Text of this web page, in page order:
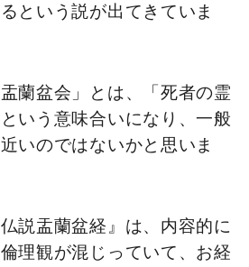
という説が出てきていま
蘭盆会」とは、「死者の霊
いう意味合いになり、一般
いのではないかと思いま
説盂蘭盆経』は、内容的に
理観が混じっていて、お経